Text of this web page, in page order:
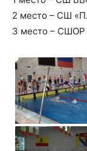
2 место – СШ
3 место – СШОР